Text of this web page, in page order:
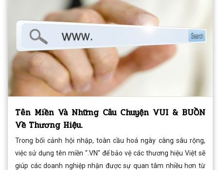
Tên Miền Và Những Câu Chuyện VUI & BUỒN
Về Thương Hiệu.
Trong bối cảnh hội nhập, toàn cầu hoá ngày càng sâu rộng,
việc sử dụng tên miền ".VN" để bảo vệ các thương hiệu Việt sẽ
giúp các doanh nghiệp nhận được sự quan tâm nhiều hơn từ